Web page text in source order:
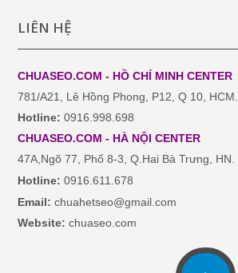
LIÊN HỆ
CHUASEO.COM - HỒ CHÍ MINHCENTER
781/A21, Lê Hồng Phong, P12, Q 10, HCM.
Hotline: 0916.998.698
CHUASEO.COM - HÀ NỘICENTER
47A,Ngõ 77, Phố 8-3, Q.Hai Bà Trưng, HN.
Hotline: 0916.611.678
Email:chuahetseo@gmail.com
Website: chuaseo.com